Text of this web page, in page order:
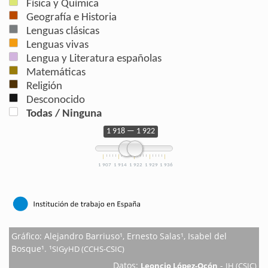
Física y Química
Geografía e Historia
Lenguas clásicas
Lenguas vivas
Lengua y Literatura españolas
Matemáticas
Religión
Desconocido
Todas / Ninguna
1 918 — 1 922
1 907 1 914 1 922 1 929 1 936
Gráfico: Alejandro Barriuso¹, Ernesto Salas¹, Isabel del
Bosque¹. ¹SIGyHD (CCHS-CSIC)
Datos: Leoncio López-Ocón - IH (CSIC)